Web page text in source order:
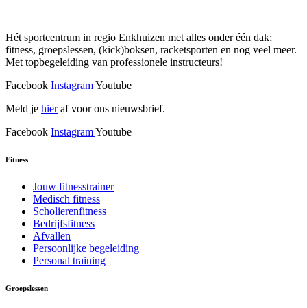
Hét sportcentrum in regio Enkhuizen met alles onder één dak;
fitness, groepslessen, (kick)boksen, racketsporten en nog veel meer.
Met topbegeleiding van professionele instructeurs!
Facebook InstagramYoutube
Meld je hieraf voor ons nieuwsbrief.
Facebook InstagramYoutube
Fitness
Jouw fitnesstrainer
Medisch fitness
Scholierenfitness
Bedrijfsfitness
Afvallen
Persoonlijke begeleiding
Personal training
Groepslessen